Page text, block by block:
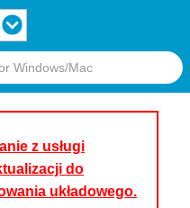
z usługi
do
układowego.